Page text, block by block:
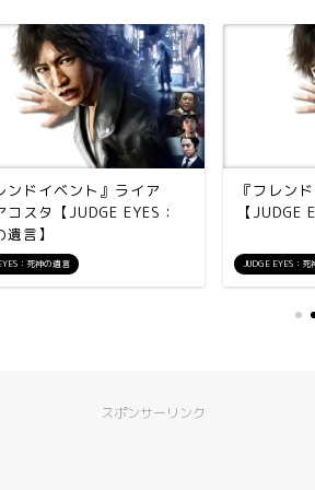
：死神の遺言
ンドイベント』ライア
コスタ【JUDGE EYES：
言】
JUDGE EYES：死
『フレン
【JUDGE
スポンサーリンク